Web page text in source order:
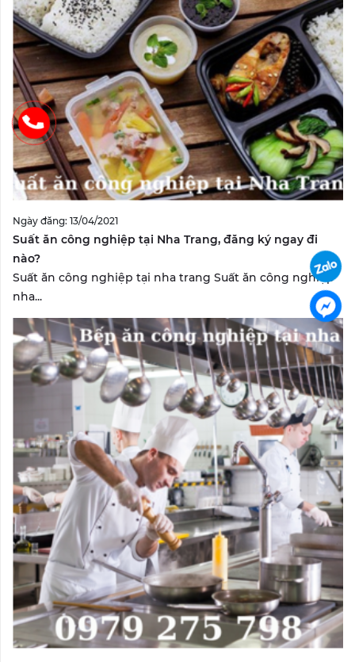
Ngày đăng: 13/04/2021
Suất ăn công nghiệp tại Nha Trang, đăng ký ngay đi
nào?
Suất ăn công nghiệp tại nha trang Suất ăn công nghiệp
nha...